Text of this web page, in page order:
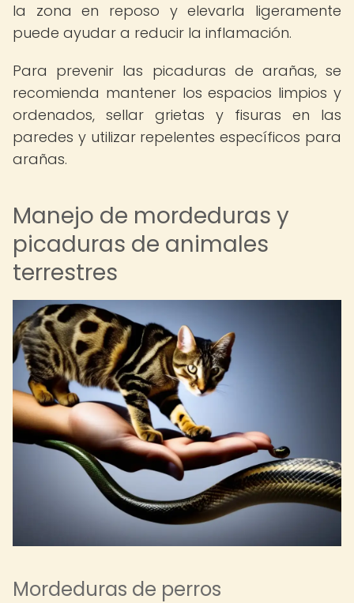
la zona en reposo y elevarla ligeramente
puede ayudar a reducir la inflamación.
Para prevenir las picaduras de arañas, se
recomienda mantener los espacios limpios y
ordenados, sellar grietas y fisuras en las
paredes y utilizar repelentes específicos para
arañas.
Manejo de mordeduras y
picaduras de animales
terrestres
Mordeduras de perros